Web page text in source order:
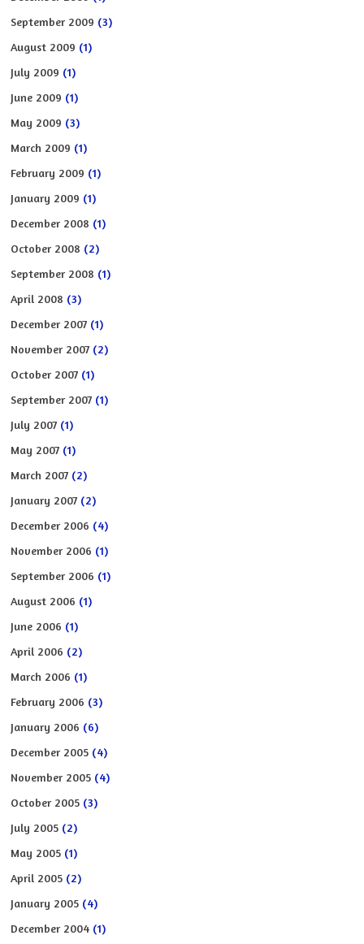
September 2009 (3)
August 2009 (1)
July 2009 (1)
June 2009 (1)
May 2009 (3)
March 2009 (1)
February 2009 (1)
January 2009 (1)
December 2008 (1)
October 2008 (2)
September 2008 (1)
April 2008 (3)
December 2007 (1)
November 2007 (2)
October 2007 (1)
September 2007 (1)
July 2007 (1)
May 2007 (1)
March 2007 (2)
January 2007 (2)
December 2006 (4)
November 2006 (1)
September 2006 (1)
August 2006 (1)
June 2006 (1)
April 2006 (2)
March 2006 (1)
February 2006 (3)
January 2006 (6)
December 2005 (4)
November 2005 (4)
October 2005 (3)
July 2005 (2)
May 2005 (1)
April 2005 (2)
January 2005 (4)
December 2004 (1)